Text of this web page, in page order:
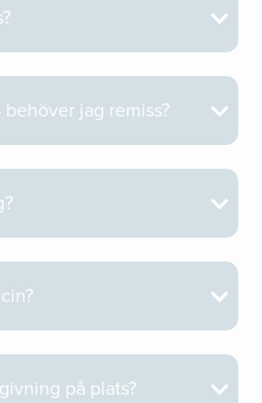
jag remiss?
på plats?